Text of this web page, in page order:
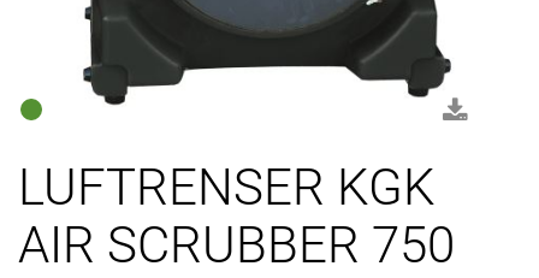
LUFTRENSER KGK
AIR SCRUBBER 750